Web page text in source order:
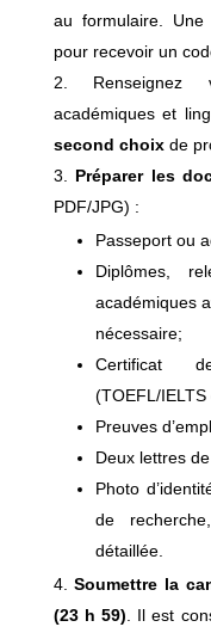
au formulaire. Une
pour recevoir un
Renseignez
académiques et
second choixde
Préparer les
PDF/JPG) :
Passeport ou
Diplômes,
académiques
nécessaire;
Certificat
(TOEFL/
Preuves
Deux lettres
Photo
de
détaillée.
Soumettre la
(23 h 59) . Il est